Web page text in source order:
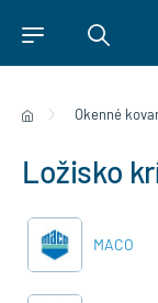
Okenné
Ložisko
MACO